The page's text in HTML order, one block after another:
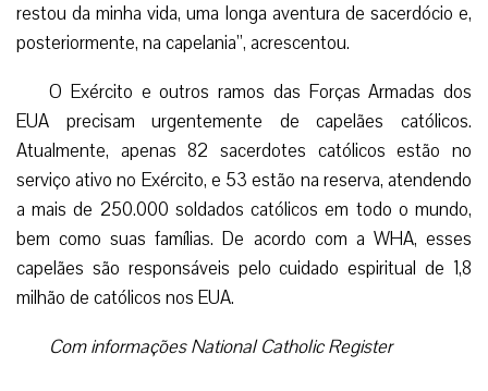
restou da minha vida, uma longa aventura de sacerdócio e,
posteriormente, na capelania”, acrescentou.
O Exército e outros ramos das Forças Armadas dos
EUA precisam urgentemente de capelães católicos.
Atualmente, apenas 82 sacerdotes católicos estão no
serviço ativo no Exército, e 53 estão na reserva, atendendo
a mais de 250.000 soldados católicos em todo o mundo,
bem como suas famílias. De acordo com a WHA, esses
capelães são responsáveis pelo cuidado espiritual de 1,8
milhão de católicos nos EUA.
Com informações National Catholic Register